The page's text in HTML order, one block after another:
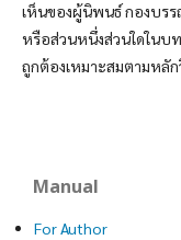
เห็นของผู้นิพนธ์ กองบรร
หรือส่วนหนึ่งส่วนใดในบ
ถูกต้องเหมาะสมตามหลัก
Manual
For Author